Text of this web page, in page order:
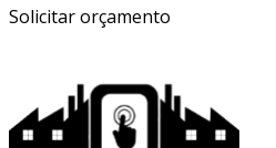
Solicitar orçamento